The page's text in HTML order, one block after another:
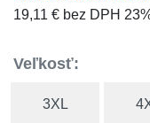
19,11 € bez DPH
Veľkosť:
3XL